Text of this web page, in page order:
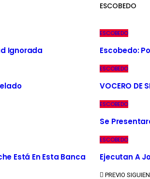
Ignorada
Está En Esta Banca
ESCOBEDO
ESCOBEDO
Escobedo:
ESCOBEDO
VOCERO DE
ESCOBEDO
Se
ESCOBEDO
Ejecutan A
PREVIO